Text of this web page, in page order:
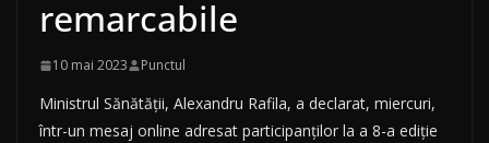
remarcabile
10 mai 2023 Punctul
Ministrul Sănătăţii, Alexandru Rafila, a declarat, miercuri,
într-un mesaj online adresat participanţilor la a 8-a ediţie